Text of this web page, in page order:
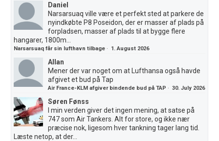
Daniel
Narsarsuaq ville være et perfekt sted at parkere de
nyindkøbte P8 Poseidon, der er masser af plads på
forpladsen, masser af plads til at bygge flere
hangarer, 1800m...
Narsarsuaq får sin lufthavn tilbage · 1. August 2026
Allan
Mener der var noget om at Lufthansa også havde
afgivet et bud på Tap
Air France-KLM afgiver bindende bud på TAP ·30. July 2026
Søren Fønss
I min verden giver det ingen mening, at satse på
747 som Air Tankers. Alt for store, og ikke nær
præcise nok, ligesom hver tankning tager lang tid.
Læste netop, at der...